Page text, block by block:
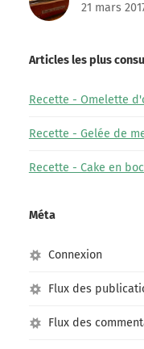
21 mars
Articles les plus
Recette - Omelette
Recette - Gelée de
Recette - Cake en
Méta
Connexion
Flux des
Flux des